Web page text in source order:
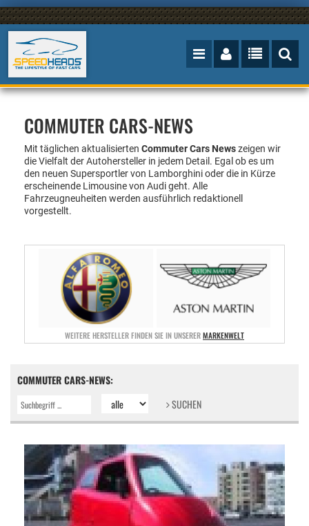
COMMUTER CARS-NEWS
Mit täglichen aktualisierten Commuter Cars Newszeigen wir
die Vielfalt der Autohersteller in jedem Detail. Egal ob es um
den neuen Supersportler von Lamborghini oder die in Kürze
erscheinende Limousine von Audi geht. Alle
Fahrzeugneuheiten werden ausführlich redaktionell
vorgestellt.
WEITERE HERSTELLER FINDEN SIE IN UNSERERMARKENWELT
COMMUTER CARS-NEWS:
SUCHEN